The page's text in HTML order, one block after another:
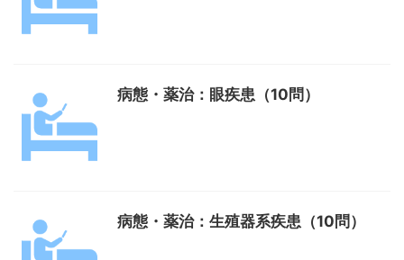
病態・薬治：眼疾患（10問）
病態・薬治：生殖器系疾患（10問）